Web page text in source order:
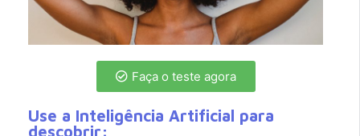
Faça o teste agora
Use a Inteligência Artificial para
descobrir: